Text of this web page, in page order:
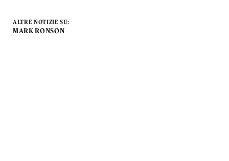
ALTRE NOTIZIE SU:
MARK RONSON